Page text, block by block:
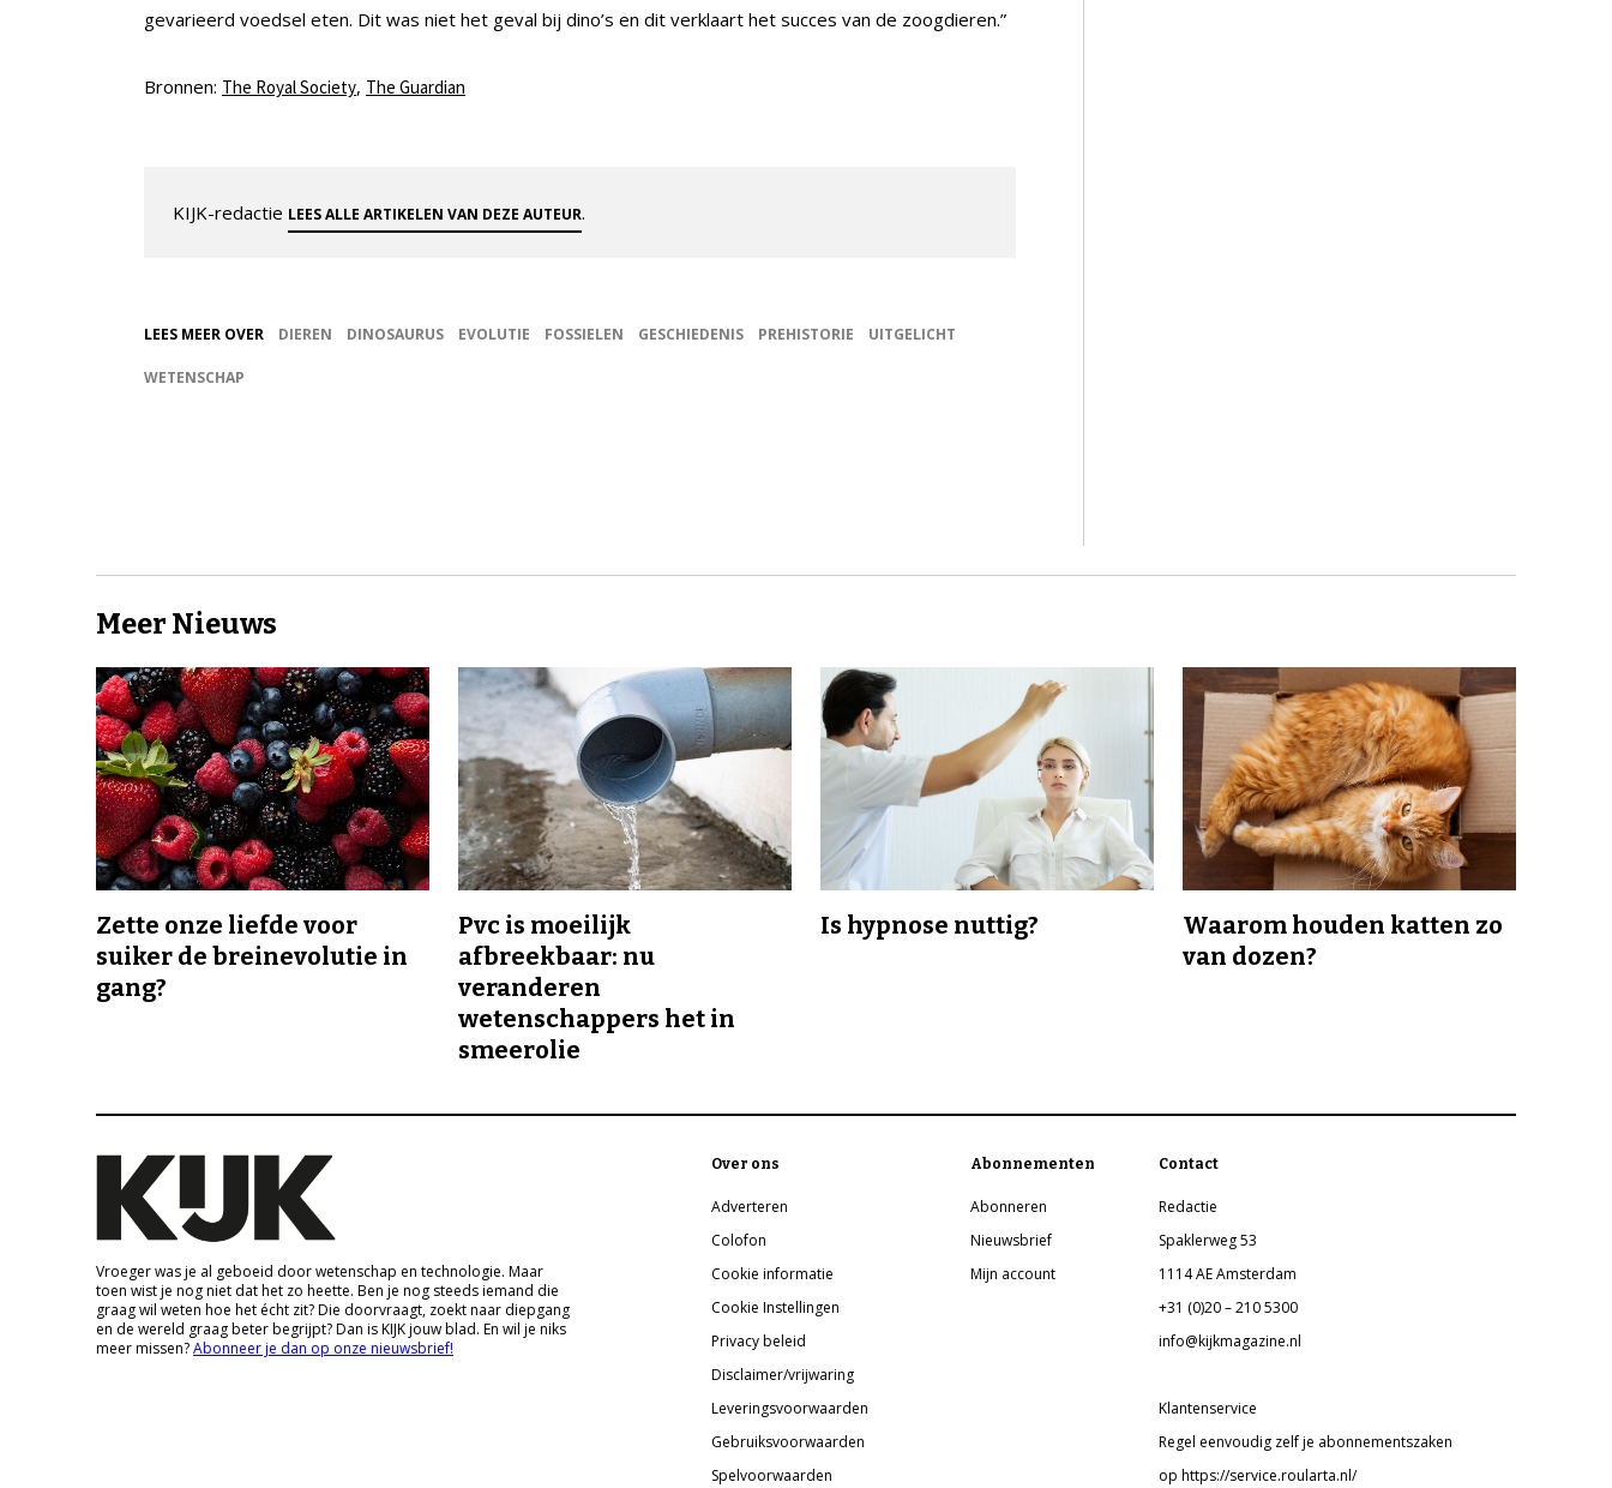
gevarieerd voedsel eten. Dit was niet het geval bij dino’s en dit verklaart het succes van de zoogdieren.”
Bronnen: The Royal Society, The Guardian
KIJK-redactie LEES ALLE ARTIKELEN VAN DEZE AUTEUR.
LEES MEER OVER DIEREN DINOSAURUS EVOLUTIE FOSSIELEN GESCHIEDENIS PREHISTORIE UITGELICHT
WETENSCHAP
Meer Nieuws
Zette onze liefde voor
suiker de breinevolutie in
gang?
Pvc is moeilijk
afbreekbaar: nu
veranderen
wetenschappers het in
smeerolie
Is hypnose nuttig?
Waarom houden katten zo
van dozen?
Vroeger was je al geboeid door wetenschap en technologie. Maar
toen wist je nog niet dat het zo heette. Ben je nog steeds iemand die
graag wil weten hoe het écht zit? Die doorvraagt, zoekt naar diepgang
en de wereld graag beter begrijpt? Dan is KIJK jouw blad. En wil je niks
meer missen?Abonneer je dan op onze nieuwsbrief!
Over ons
Adverteren
Colofon
Cookie informatie
Cookie Instellingen
Privacy beleid
Disclaimer/vrijwaring
Leveringsvoorwaarden
Gebruiksvoorwaarden
Spelvoorwaarden
Abonnementen
Abonneren
Nieuwsbrief
Mijn account
Contact
Redactie
Spaklerweg 53
1114 AE Amsterdam
+31 (0)20 – 210 5300
info@kijkmagazine.nl
Klantenservice
Regel eenvoudig zelf je abonnementszaken
op https://service.roularta.nl/